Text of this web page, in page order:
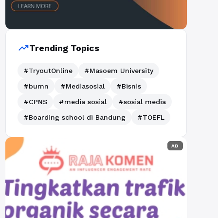
trending_upTrending Topics
#TryoutOnline
#Masoem University
#bumn
#Mediasosial
#Bisnis
#CPNS
#media sosial
#sosial media
#Boarding school di Bandung
#TOEFL
AD